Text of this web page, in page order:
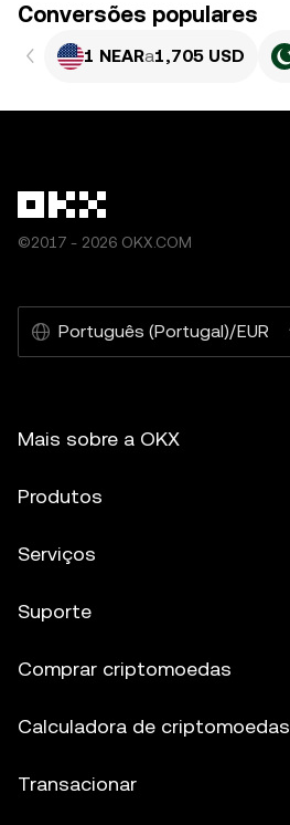
Conversões populares
1 NEARa1,705 USD
©2017 - 2026 OKX.COM
Português (Portugal)/EUR
Mais sobre a OKX
Produtos
Serviços
Suporte
Comprar criptomoedas
Calculadora de criptomoedas
Transacionar